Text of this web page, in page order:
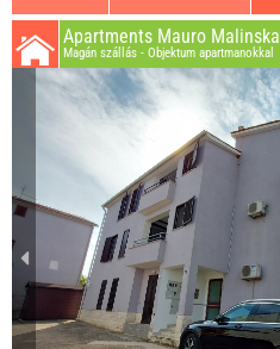
Apartments Mauro Malinska
Magán szállás - Objektum apartmanokkal